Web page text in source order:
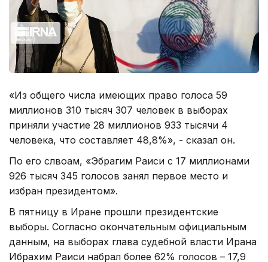
«Из общего числа имеющих право голоса 59
миллионов 310 тысяч 307 человек в выборах
приняли участие 28 миллионов 933 тысячи 4
человека, что составляет 48,8%», - сказал он.
По его слвоам, «Эбрагим Раиси с 17 миллионами
926 тысяч 345 голосов занял первое место и
избран президентом».
В пятницу в Иране прошли президентские
выборы. Согласно окончательным официальным
данным, на выборах глава судебной власти Ирана
Ибрахим Раиси набрал более 62% голосов – 17,9